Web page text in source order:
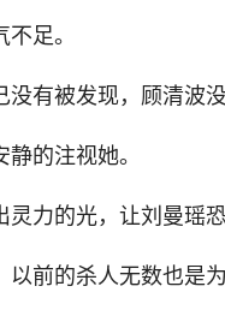
足。
有被发现，顾清波
的注视她。
力的光，让刘曼瑶恐
前的杀人无数也是为